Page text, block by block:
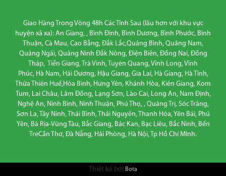
Giao Hàng Trong Vòng 48h Các Tỉnh Sau (lâu hơn với khu vực
huyện xã xa): An Giang, , Bình Định, Bình Dương, Bình Phước, Bình
Thuận, Cà Mau, Cao Bằng, Đắk Lắc,Quảng Bình, Quảng Nam,
Quảng Ngãi, Quảng Ninh Đắk Nông, Điện Biên, Đồng Nai, Đồng
Tháp, Tiền Giang, Trà Vinh, Tuyên Quang, Vĩnh Long, Vĩnh
Phúc, Hà Nam, Hải Dương, Hậu Giang, Gia Lai, Hà Giang, Hà Tĩnh,
Thừa Thiên Huế,Hòa Bình, Hưng Yên, Khánh Hòa, Kiên Giang, Kom
Tum, Lai Châu, Lâm Đồng, Lạng Sơn, Lào Cai, Long An, Nam Định,
Nghệ An, Ninh Bình, Ninh Thuận, Phú Thọ, , Quảng Trị, Sóc Trăng,
Sơn La, Tây Ninh, Thái Bình, Thái Nguyên, Thanh Hóa, Yên Bái, Phú
Yên, Bà Rịa-Vũng Tàu, Bắc Giang, Bác Kan, Bạc Liêu, Bắc Ninh, Bến
TreCần Thơ, Đà Nẵng, Hải Phòng, Hà Nội, Tp Hồ Chí MInh.
Thiết kế bởi Bota